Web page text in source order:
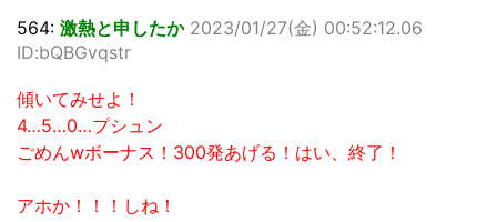
564: 激熱と申したか 2023/01/27(金) 00:52:12.06
ID:bQBGvqstr
傾いてみせよ！
4…5…0…プシュン
ごめんwボーナス！300発あげる！はい、終了！
アホか！！！しね！